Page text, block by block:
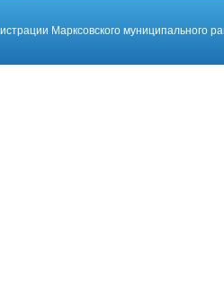
Марксовского муниципального